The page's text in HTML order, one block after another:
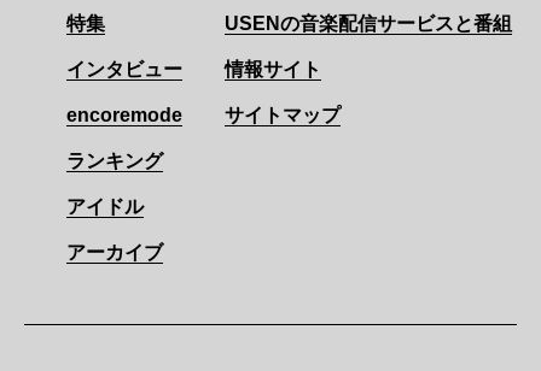
特集
インタビュー
encoremode
ランキング
アイドル
アーカイブ
USENの音楽配信サービスと番組
情報サイト
サイトマップ